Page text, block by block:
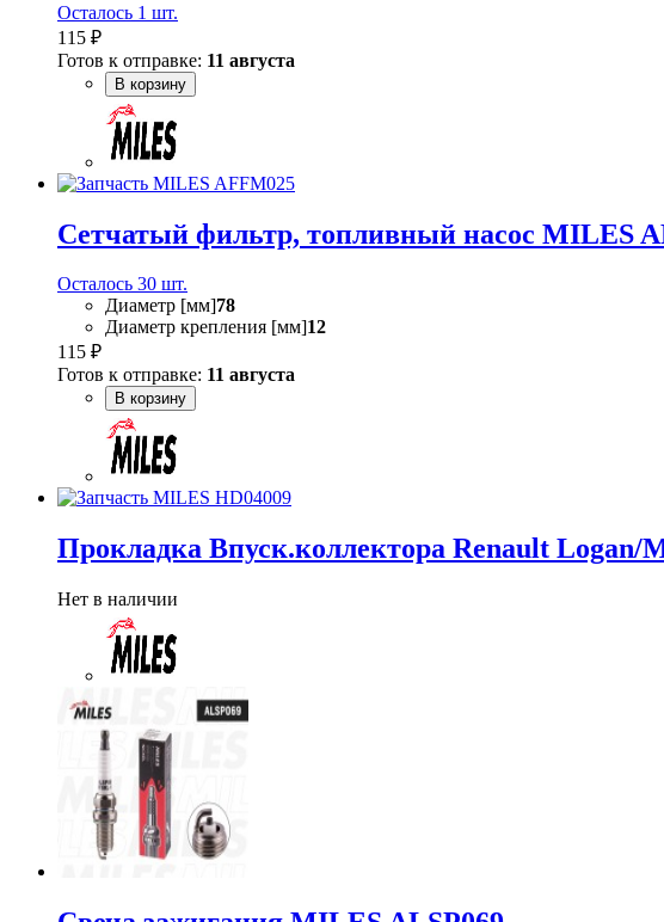
Осталось 1 шт.
115 ₽
Готов к отправке: 11 августа
В корзину
Сетчатый фильтр, топливный насос MILES
Осталось 30 шт.
Диаметр [мм]78
Диаметр крепления [мм]12
115 ₽
Готов к отправке: 11 августа
В корзину
Прокладка Впуск.коллектора Renault
Нет в наличии